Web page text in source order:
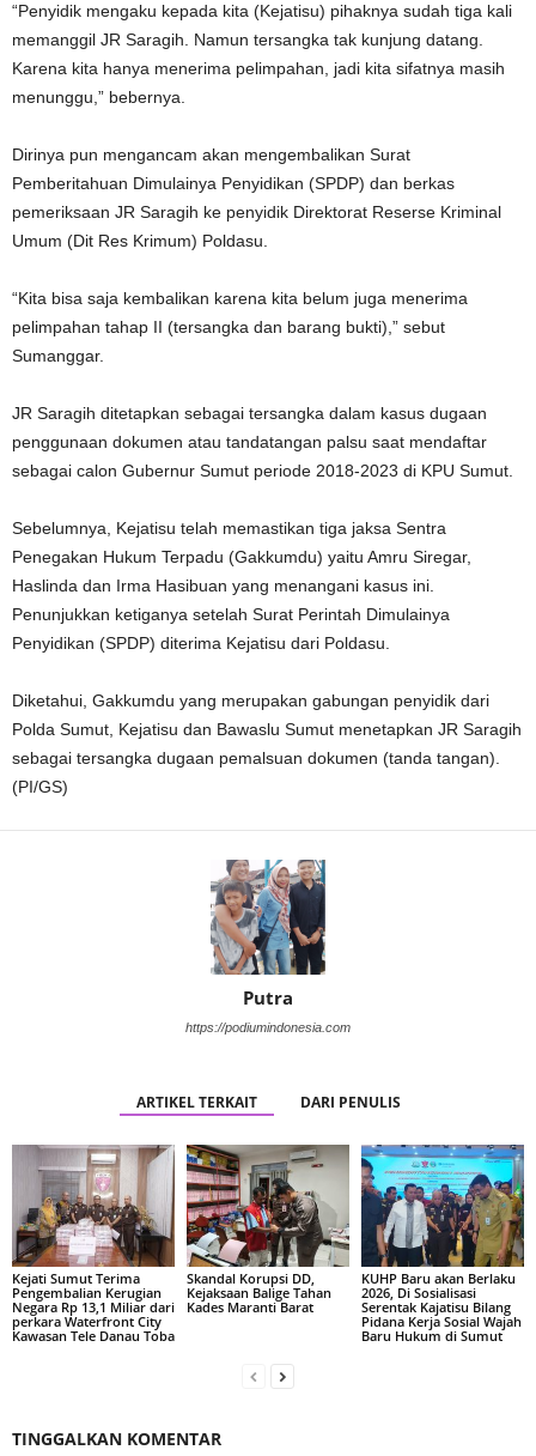
“Penyidik mengaku kepada kita (Kejatisu) pihaknya sudah tiga kali
memanggil JR Saragih. Namun tersangka tak kunjung datang.
Karena kita hanya menerima pelimpahan, jadi kita sifatnya masih
menunggu,” bebernya.
Dirinya pun mengancam akan mengembalikan Surat
Pemberitahuan Dimulainya Penyidikan (SPDP) dan berkas
pemeriksaan JR Saragih ke penyidik Direktorat Reserse Kriminal
Umum (Dit Res Krimum) Poldasu.
“Kita bisa saja kembalikan karena kita belum juga menerima
pelimpahan tahap II (tersangka dan barang bukti),” sebut
Sumanggar.
JR Saragih ditetapkan sebagai tersangka dalam kasus dugaan
penggunaan dokumen atau tandatangan palsu saat mendaftar
sebagai calon Gubernur Sumut periode 2018-2023 di KPU Sumut.
Sebelumnya, Kejatisu telah memastikan tiga jaksa Sentra
Penegakan Hukum Terpadu (Gakkumdu) yaitu Amru Siregar,
Haslinda dan Irma Hasibuan yang menangani kasus ini.
Penunjukkan ketiganya setelah Surat Perintah Dimulainya
Penyidikan (SPDP) diterima Kejatisu dari Poldasu.
Diketahui, Gakkumdu yang merupakan gabungan penyidik dari
Polda Sumut, Kejatisu dan Bawaslu Sumut menetapkan JR Saragih
sebagai tersangka dugaan pemalsuan dokumen (tanda tangan).
(PI/GS)
Putra
https://podiumindonesia.com
ARTIKEL TERKAIT DARI PENULIS
Kejati Sumut Terima
Pengembalian Kerugian
Negara Rp 13,1 Miliar dari
perkara Waterfront City
Kawasan Tele Danau Toba
Skandal Korupsi DD,
Kejaksaan Balige Tahan
Kades Maranti Barat
KUHP Baru akan Berlaku
2026, Di Sosialisasi
Serentak Kajatisu Bilang
Pidana Kerja Sosial Wajah
Baru Hukum di Sumut
TINGGALKAN KOMENTAR